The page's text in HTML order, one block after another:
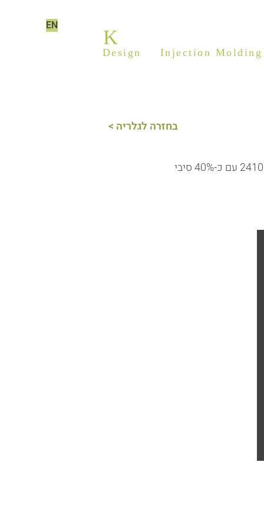
EN
KILIM PLASTICS
Design Injection Molding
< בחזרה לגלריה
ספסל אופטי כולל בית עדשות במיקרוסקופ, נעשה עבור חברת אורבוטק ועשוי מאולטם 2410 עם כ-40% סיבי